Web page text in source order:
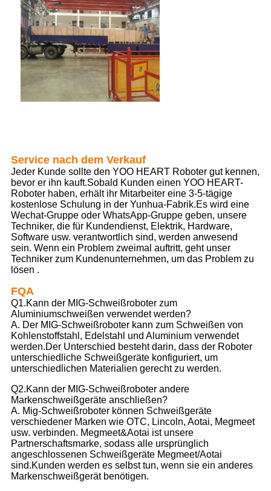
Service nach dem Verkauf
Jeder Kunde sollte den YOO HEART Roboter gut kennen,
bevor er ihn kauft.Sobald Kunden einen YOO HEART-
Roboter haben, erhält ihr Mitarbeiter eine 3-5-tägige
kostenlose Schulung in der Yunhua-Fabrik.Es wird eine
Wechat-Gruppe oder WhatsApp-Gruppe geben, unsere
Techniker, die für Kundendienst, Elektrik, Hardware,
Software usw. verantwortlich sind, werden anwesend
sein. Wenn ein Problem zweimal auftritt, geht unser
Techniker zum Kundenunternehmen, um das Problem zu
lösen .
FQA
Q1.Kann der MIG-Schweißroboter zum
Aluminiumschweißen verwendet werden?
A. Der MIG-Schweißroboter kann zum Schweißen von
Kohlenstoffstahl, Edelstahl und Aluminium verwendet
werden.Der Unterschied besteht darin, dass der Roboter
unterschiedliche Schweißgeräte konfiguriert, um
unterschiedlichen Materialien gerecht zu werden.
Q2.Kann der MIG-Schweißroboter andere
Markenschweißgeräte anschließen?
A. Mig-Schweißroboter können Schweißgeräte
verschiedener Marken wie OTC, Lincoln, Aotai, Megmeet
usw. verbinden. Megmeet&Aotai ist unsere
Partnerschaftsmarke, sodass alle ursprünglich
angeschlossenen Schweißgeräte Megmeet/Aotai
sind.Kunden werden es selbst tun, wenn sie ein anderes
Markenschweißgerät benötigen.